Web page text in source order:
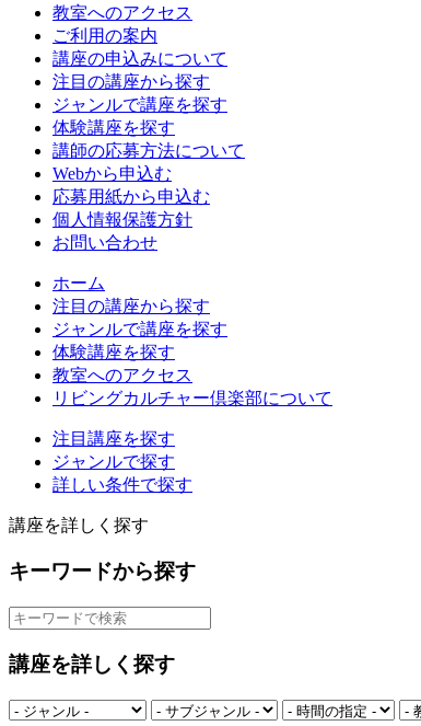
教室へのアクセス
ご利用の案内
講座の申込みについて
注目の講座から探す
ジャンルで講座を探す
体験講座を探す
講師の応募方法について
Webから申込む
応募用紙から申込む
個人情報保護方針
お問い合わせ
ホーム
注目の講座から探す
ジャンルで講座を探す
体験講座を探す
教室へのアクセス
リビングカルチャー倶楽部について
注目講座を探す
ジャンルで探す
詳しい条件で探す
講座を詳しく探す
キーワードから探す
講座を詳しく探す